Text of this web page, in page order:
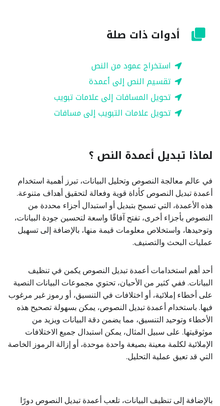
أدوات ذات صلة
استخراج عمود من النص
تقسيم النص إلى أعمدة
تحويل المسافات إلى علامات تبويب
تحويل علامات التبويب إلى مسافات
لماذا تبديل أعمدة النص ؟
في عالم معالجة النصوص وتحليل البيانات، تبرز أهمية استخدام
أعمدة تبديل النصوص كأداة قوية وفعالة لتحقيق أهداف متنوعة.
هذه الأعمدة، التي تسمح بتبديل أو استبدال أجزاء محددة من
النصوص بأجزاء أخرى، تفتح آفاقًا واسعة لتحسين جودة البيانات،
وتوحيدها، واستخلاص معلومات قيمة منها، بالإضافة إلى تسهيل
عمليات البحث والتصنيف.
أحد أهم استخدامات أعمدة تبديل النصوص يكمن في تنظيف
البيانات. ففي كثير من الأحيان، تحتوي مجموعات البيانات النصية
على أخطاء إملائية، أو اختلافات في التنسيق، أو رموز غير مرغوب
فيها. باستخدام أعمدة تبديل النصوص، يمكن بسهولة تصحيح هذه
الأخطاء وتوحيد التنسيق، مما يضمن دقة البيانات ويزيد من
موثوقيتها. على سبيل المثال، يمكن استبدال جميع الاختلافات
الإملائية لكلمة معينة بصيغة واحدة موحدة، أو إزالة الرموز الخاصة
التي قد تعيق عملية التحليل.
بالإضافة إلى تنظيف البيانات، تلعب أعمدة تبديل النصوص دورًا